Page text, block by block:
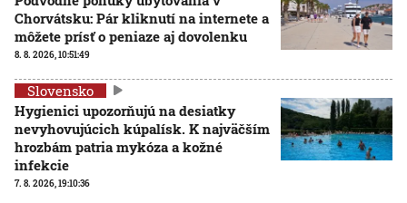
Chorvátsku: Pár kliknutí na internete a
môžete prísť o peniaze aj dovolenku
8. 8. 2026, 10:51:49
Slovensko
Hygienici upozorňujú na desiatky
nevyhovujúcich kúpalísk. K najväčším
hrozbám patria mykóza a kožné
infekcie
7. 8. 2026, 19:10:36